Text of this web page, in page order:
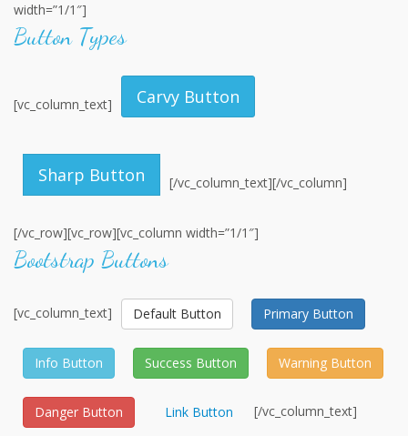
width=”1/1″]
Button Types
[vc_column_text] Carvy Button
Sharp Button [/vc_column_text][/vc_column]
[/vc_row][vc_row][vc_column width=”1/1″]
Bootstrap Buttons
[vc_column_text] Default Button Primary Button
Info Button Success Button Warning Button
Danger Button Link Button [/vc_column_text]